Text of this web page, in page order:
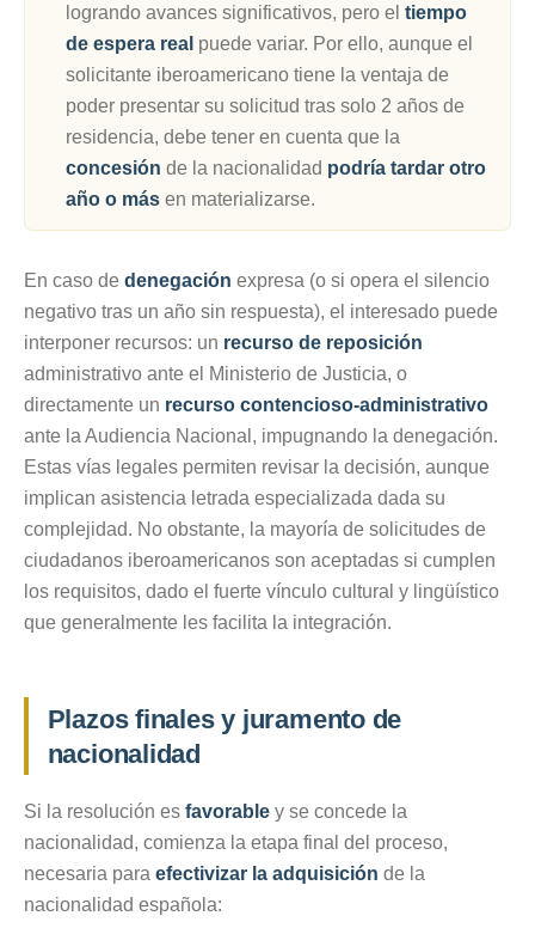
logrando avances significativos, pero el tiempo
de espera real puede variar. Por ello, aunque el
solicitante iberoamericano tiene la ventaja de
poder presentar su solicitud tras solo 2 años de
residencia, debe tener en cuenta que la
concesión de la nacionalidad podría tardar otro
año o másen materializarse.
En caso de denegación expresa (o si opera el silencio
negativo tras un año sin respuesta), el interesado puede
interponer recursos: un recurso de reposición
administrativo ante el Ministerio de Justicia, o
directamente un recurso contencioso-administrativo
ante la Audiencia Nacional, impugnando la denegación.
Estas vías legales permiten revisar la decisión, aunque
implican asistencia letrada especializada dada su
complejidad. No obstante, la mayoría de solicitudes de
ciudadanos iberoamericanos son aceptadas si cumplen
los requisitos, dado el fuerte vínculo cultural y lingüístico
que generalmente les facilita la integración.
Plazos finales y juramento de
nacionalidad
Si la resolución es favorable y se concede la
nacionalidad, comienza la etapa final del proceso,
necesaria para efectivizar la adquisición de la
nacionalidad española: